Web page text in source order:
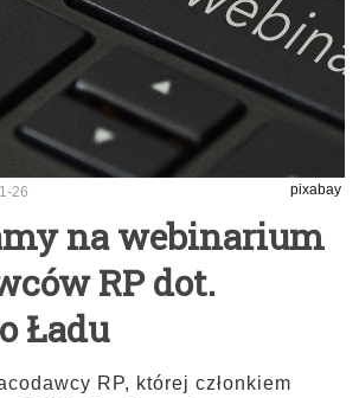
26 pixabay
na webinarium
RP dot.
Ładu
RP, której członkiem